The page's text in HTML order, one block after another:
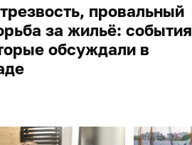
провальный
за жильё: события
обсуждали в